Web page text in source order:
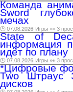
Команда
Sword
мечах
🕑 07.08.2026 Игры 👀 3
State of
информация
идёт по плану
🕑 07.08.2026 Игры 👀 3
*Цифровые
Two Штраус
дисков